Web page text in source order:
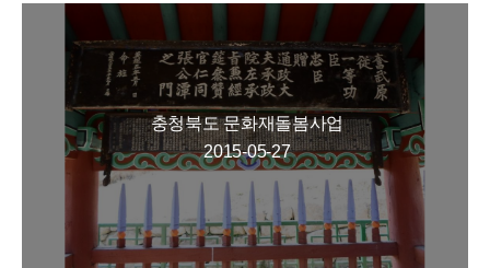
충청북도 문화재돌봄사업
2015-05-27